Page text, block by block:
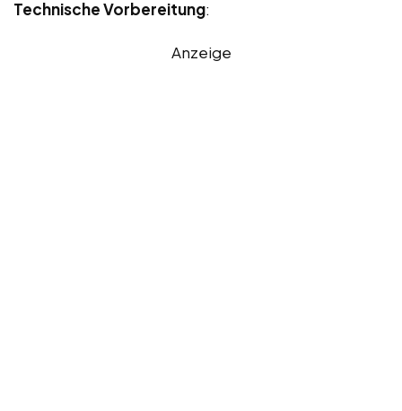
Technische Vorbereitung:
Anzeige